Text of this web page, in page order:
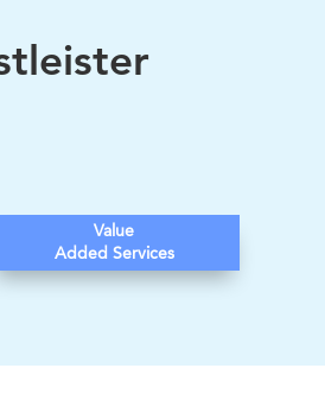
Value
Added Services